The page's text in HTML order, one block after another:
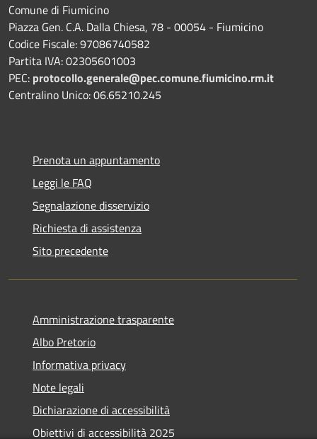
Comune di Fiumicino
Piazza Gen. C.A. Dalla Chiesa, 78 - 00054 - Fiumicino
Codice Fiscale: 97086740582
Partita IVA: 02305601003
PEC: protocollo.generale@pec.comune.fiumicino.rm.it
Centralino Unico: 06.65210.245
Prenota un appuntamento
Leggi le FAQ
Segnalazione disservizio
Richiesta di assistenza
Sito precedente
Amministrazione trasparente
Albo Pretorio
Informativa privacy
Note legali
Dichiarazione di accessibilità
Obiettivi di accessibilità 2025